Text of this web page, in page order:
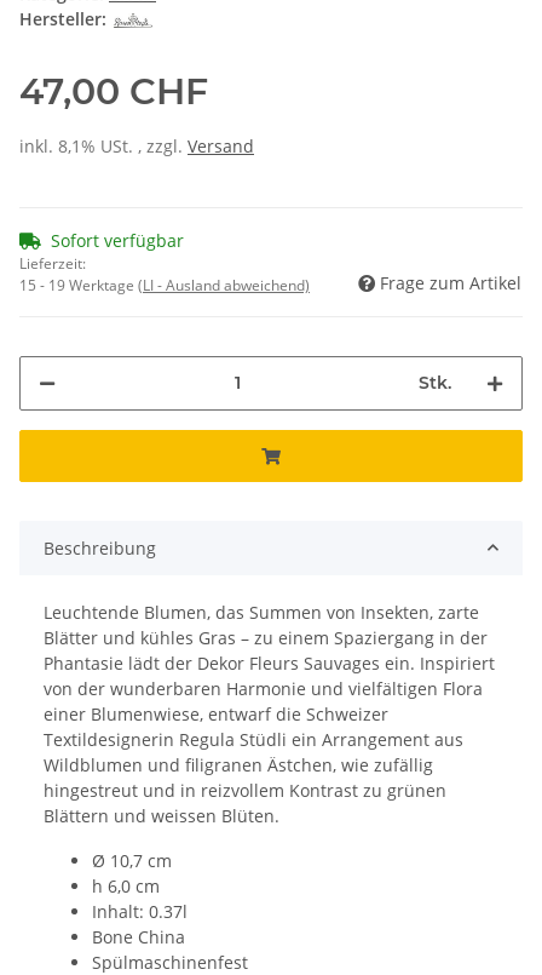
Hersteller:
47,00 CHF
inkl. 8,1% USt. , zzgl. Versand
Sofort verfügbar
Lieferzeit:
15 - 19 Werktage (LI - Ausland abweichend) Frage zum Artikel
Stk.
Beschreibung
Leuchtende Blumen, das Summen von Insekten, zarte
Blätter und kühles Gras – zu einem Spaziergang in der
Phantasie lädt der Dekor Fleurs Sauvages ein. Inspiriert
von der wunderbaren Harmonie und vielfältigen Flora
einer Blumenwiese, entwarf die Schweizer
Textildesignerin Regula Stüdli ein Arrangement aus
Wildblumen und filigranen Ästchen, wie zufällig
hingestreut und in reizvollem Kontrast zu grünen
Blättern und weissen Blüten.
Ø 10,7 cm
h 6,0 cm
Inhalt: 0.37l
Bone China
Spülmaschinenfest